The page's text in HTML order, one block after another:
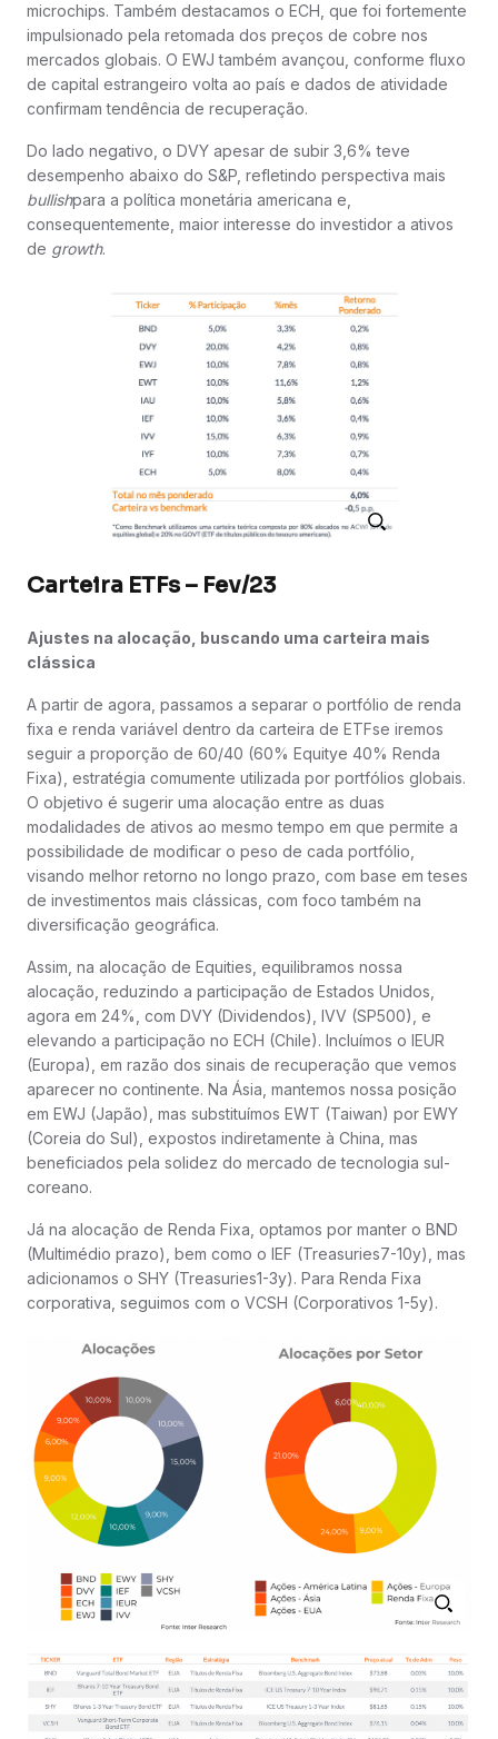
microchips. Também destacamos o ECH, que foi fortemente
impulsionado pela retomada dos preços de cobre nos
mercados globais. O EWJ também avançou, conforme fluxo
de capital estrangeiro volta ao país e dados de atividade
confirmam tendência de recuperação.
Do lado negativo, o DVY apesar de subir 3,6% teve
desempenho abaixo do S&P, refletindo perspectiva mais
bullishpara a política monetária americana e,
consequentemente, maior interesse do investidor a ativos
de growth.
Carteira ETFs – Fev/23
Ajustes na alocação, buscando uma carteira mais
clássica
A partir de agora, passamos a separar o portfólio de renda
fixa e renda variável dentro da carteira de ETFse iremos
seguir a proporção de 60/40 (60% Equitye 40% Renda
Fixa), estratégia comumente utilizada por portfólios globais.
O objetivo é sugerir uma alocação entre as duas
modalidades de ativos ao mesmo tempo em que permite a
possibilidade de modificar o peso de cada portfólio,
visando melhor retorno no longo prazo, com base em teses
de investimentos mais clássicas, com foco também na
diversificação geográfica.
Assim, na alocação de Equities, equilibramos nossa
alocação, reduzindo a participação de Estados Unidos,
agora em 24%, com DVY (Dividendos), IVV (SP500), e
elevando a participação no ECH (Chile). Incluímos o IEUR
(Europa), em razão dos sinais de recuperação que vemos
aparecer no continente. Na Ásia, mantemos nossa posição
em EWJ (Japão), mas substituímos EWT (Taiwan) por EWY
(Coreia do Sul), expostos indiretamente à China, mas
beneficiados pela solidez do mercado de tecnologia sul-
coreano.
Já na alocação de Renda Fixa, optamos por manter o BND
(Multimédio prazo), bem como o IEF (Treasuries7-10y), mas
adicionamos o SHY (Treasuries1-3y). Para Renda Fixa
corporativa, seguimos com o VCSH (Corporativos 1-5y).